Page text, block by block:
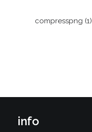
compresspng (1)
info